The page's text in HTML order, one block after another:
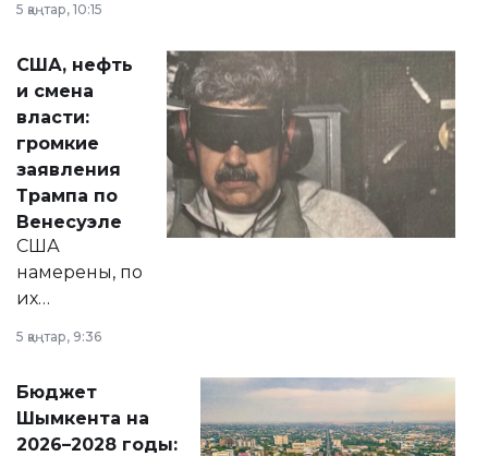
сразу несколько
актуальных тем —
от слухов о
политических
реформах до
вопросов армии,
экономики и
личного здоровья.
5 қаңтар, 10:15
США, нефть
и смена
власти:
громкие
заявления
Трампа по
Венесуэле
США
намерены, по
их
принести
народу
Венесуэлы.
5 қаңтар, 9:36
Бюджет
Шымкента на
2026–2028 годы: